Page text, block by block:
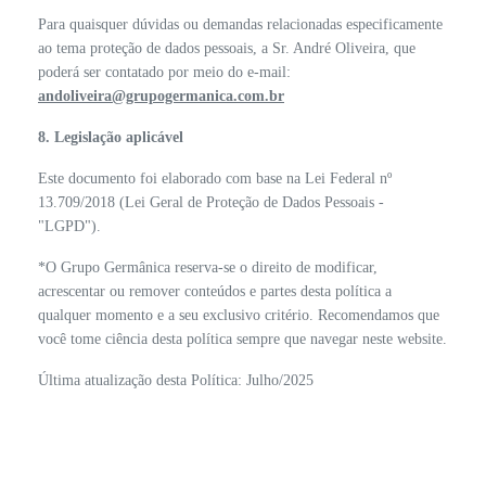
Para quaisquer dúvidas ou demandas relacionadas especificamente
ao tema proteção de dados pessoais, a Sr. André Oliveira, que
poderá ser contatado por meio do e-mail:
andoliveira@grupogermanica.com.br
8. Legislação aplicável
Este documento foi elaborado com base na Lei Federal nº
13.709/2018 (Lei Geral de Proteção de Dados Pessoais -
"LGPD").
*O Grupo Germânica reserva-se o direito de modificar,
acrescentar ou remover conteúdos e partes desta política a
qualquer momento e a seu exclusivo critério. Recomendamos que
você tome ciência desta política sempre que navegar neste website.
Última atualização desta Política: Julho/2025